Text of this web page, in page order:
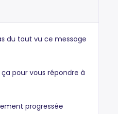
du tout vu ce message
pour vous répondre à
progressée